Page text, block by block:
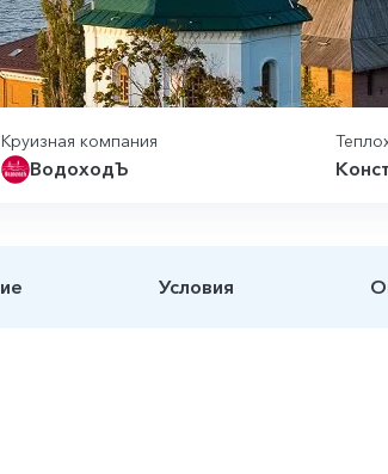
Круизная компания
ВодоходЪ
Условия